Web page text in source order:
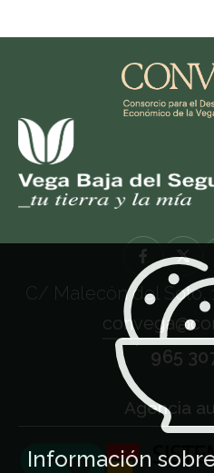
C/ Malecón del Soto,
965
Agencia
Información